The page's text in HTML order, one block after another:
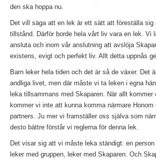
den ska hoppa nu.
Det vill säga att en lek är ett sätt att föreställa sig
tillstånd. Därför borde hela vårt liv vara en lek. Vi
ansluta och inom vår anslutning att avslöja
existens, evigt och perfekt liv. Allt detta uppnås
Barn leker hela tiden och det är så de växer. Det
andliga livet, men där måste vi ta leken i egna
leka tillsammans med Skaparen. När allt kommer
kommer vi inte att kunna komma närmare Honom
partners. Ju mer vi framställer oss själva som
desto bättre förstår vi reglerna för denna lek.
Det visar sig att vi måste leka ständigt: en
leker med gruppen, leker med Skaparen. Och